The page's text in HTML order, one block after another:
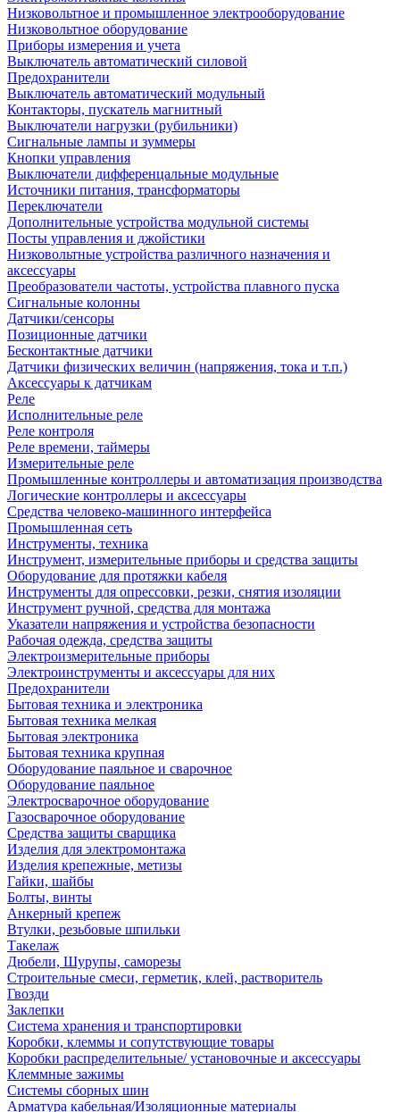
Низковольтное и промышленное электрооборудование
Низковольтное оборудование
Приборы измерения и учета
Выключатель автоматический силовой
Предохранители
Выключатель автоматический модульный
Контакторы, пускатель магнитный
Выключатели нагрузки (рубильники)
Сигнальные лампы и зуммеры
Кнопки управления
Выключатели дифференцальные модульные
Источники питания, трансформаторы
Переключатели
Дополнительные устройства модульной системы
Посты управления и джойстики
Низковольтные устройства различного назначения и
аксессуары
Преобразователи частоты, устройства плавного пуска
Сигнальные колонны
Датчики/сенсоры
Позиционные датчики
Бесконтактные датчики
Датчики физических величин (напряжения, тока и т.п.)
Аксессуары к датчикам
Реле
Исполнительные реле
Реле контроля
Реле времени, таймеры
Измерительные реле
Промышленные контроллеры и автоматизация производства
Логические контроллеры и аксессуары
Средства человеко-машинного интерфейса
Промышленная сеть
Инструменты, техника
Инструмент, измерительные приборы и средства защиты
Оборудование для протяжки кабеля
Инструменты для опрессовки, резки, снятия изоляции
Инструмент ручной, средства для монтажа
Указатели напряжения и устройства безопасности
Рабочая одежда, средства защиты
Электроизмерительные приборы
Электроинструменты и аксессуары для них
Предохранители
Бытовая техника и электроника
Бытовая техника мелкая
Бытовая электроника
Бытовая техника крупная
Оборудование паяльное и сварочное
Оборудование паяльное
Электросварочное оборудование
Газосварочное оборудование
Средства защиты сварщика
Изделия для электромонтажа
Изделия крепежные, метизы
Гайки, шайбы
Болты, винты
Анкерный крепеж
Втулки, резьбовые шпильки
Такелаж
Дюбели, Шурупы, саморезы
Строительные смеси, герметик, клей, растворитель
Гвозди
Заклепки
Система хранения и транспортировки
Коробки, клеммы и сопутствующие товары
Коробки распределительные/ установочные и аксессуары
Клеммные зажимы
Системы сборных шин
Арматура кабельная/Изоляционные материалы